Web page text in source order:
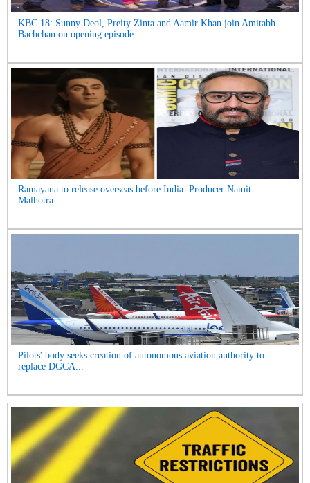
KBC 18: Sunny Deol, Preity Zinta and Aamir Khan join Amitabh
Bachchan on opening episode...
Ramayana to release overseas before India: Producer Namit
Malhotra...
Pilots' body seeks creation of autonomous aviation authority to
replace DGCA...